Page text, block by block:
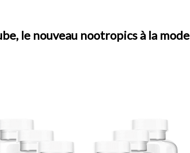
le nouveau nootropics à la mode